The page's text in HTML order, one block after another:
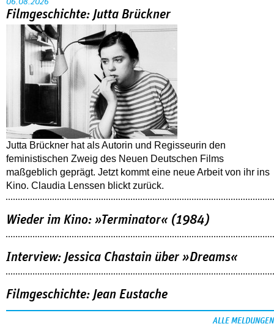
06.08.2026
Filmgeschichte: Jutta Brückner
Jutta Brückner hat als Autorin und Regisseurin den
feministischen Zweig des Neuen Deutschen Films
maßgeblich geprägt. Jetzt kommt eine neue Arbeit von ihr ins
Kino. Claudia Lenssen blickt zurück.
Wieder im Kino: »Terminator« (1984)
Interview: Jessica Chastain über »Dreams«
Filmgeschichte: Jean Eustache
ALLE MELDUNGEN